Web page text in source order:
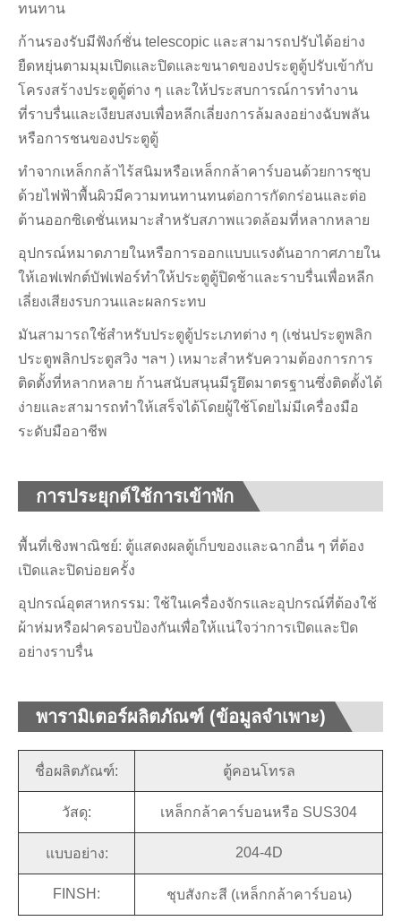
ทนทาน
ก้านรองรับมีฟังก์ชั่น telescopic และสามารถปรับได้อย่าง
ยืดหยุ่นตามมุมเปิดและปิดและขนาดของประตูตู้ปรับเข้ากับ
โครงสร้างประตูตู้ต่าง ๆ และให้ประสบการณ์การทำงาน
ที่ราบรื่นและเงียบสงบเพื่อหลีกเลี่ยงการล้มลงอย่างฉับพลัน
หรือการชนของประตูตู้
ทำจากเหล็กกล้าไร้สนิมหรือเหล็กกล้าคาร์บอนด้วยการชุบ
ด้วยไฟฟ้าพื้นผิวมีความทนทานทนต่อการกัดกร่อนและต่อ
ต้านออกซิเดชั่นเหมาะสำหรับสภาพแวดล้อมที่หลากหลาย
อุปกรณ์หมาดภายในหรือการออกแบบแรงดันอากาศภายใน
ให้เอฟเฟกต์บัฟเฟอร์ทำให้ประตูตู้ปิดช้าและราบรื่นเพื่อหลีก
เลี่ยงเสียงรบกวนและผลกระทบ
มันสามารถใช้สำหรับประตูตู้ประเภทต่าง ๆ (เช่นประตูพลิก
ประตูพลิกประตูสวิง ฯลฯ ) เหมาะสำหรับความต้องการการ
ติดตั้งที่หลากหลาย ก้านสนับสนุนมีรูยึดมาตรฐานซึ่งติดตั้งได้
ง่ายและสามารถทำให้เสร็จได้โดยผู้ใช้โดยไม่มีเครื่องมือ
ระดับมืออาชีพ
การประยุกต์ใช้การเข้าพัก
พื้นที่เชิงพาณิชย์: ตู้แสดงผลตู้เก็บของและฉากอื่น ๆ ที่ต้อง
เปิดและปิดบ่อยครั้ง
อุปกรณ์อุตสาหกรรม: ใช้ในเครื่องจักรและอุปกรณ์ที่ต้องใช้
ผ้าห่มหรือฝาครอบป้องกันเพื่อให้แน่ใจว่าการเปิดและปิด
อย่างราบรื่น
พารามิเตอร์ผลิตภัณฑ์ (ข้อมูลจำเพาะ)
ชื่อผลิตภัณฑ์: ตู้คอนโทรล
วัสดุ: เหล็กกล้าคาร์บอนหรือ SUS304
แบบอย่าง: 204-4D
FINSH: ชุบสังกะสี (เหล็กกล้าคาร์บอน)